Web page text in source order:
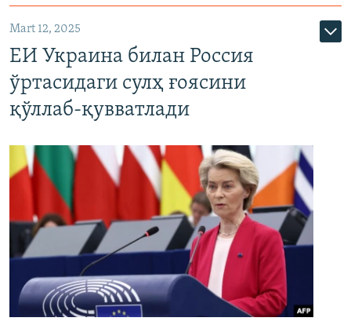
Mart 12, 2025
ЕИ Украина билан Россия
ўртасидаги сулҳ ғоясини
қўллаб-қувватлади